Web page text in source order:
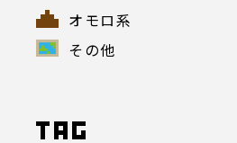
オモロ系
その他